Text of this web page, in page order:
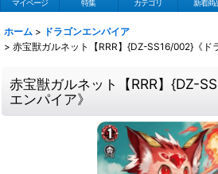
マイページ 特集 カテゴリ 新着商
ホーム > ドラゴンエンパイア
> 赤宝獣ガルネット【RRR】{DZ-SS16/002}《ド
赤宝獣ガルネット【RRR】{DZ-
エンパイア》